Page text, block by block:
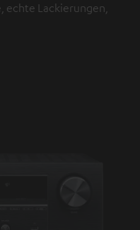
echte Lackierungen,